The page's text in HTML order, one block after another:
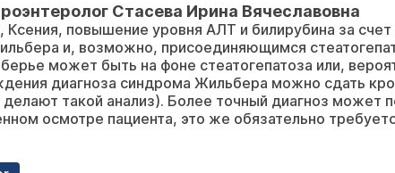
Стасева Ирина Вячеславовна
Ксения, повышение уровня АЛТ и билирубина за
и, возможно, присоединяющимся
может быть на фоне стеатогепатоза или,
диагноза синдрома Жильбера можно сдать
такой анализ). Более точный диагноз может
осмотре пациента, это же обязательно